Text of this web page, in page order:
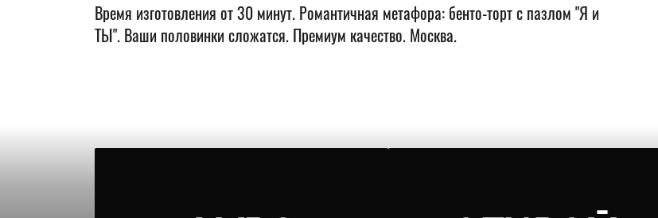
Время изготовления от 30 минут. Романтичная метафора: бенто-торт с пазлом "Я и
ТЫ". Ваши половинки сложатся. Премиум качество. Москва.